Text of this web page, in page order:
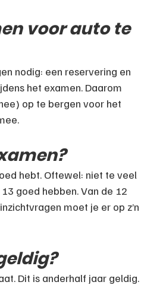
voor auto te
nodig: een reservering en
het examen. Daarom
op te bergen voor het
hebt. Oftewel: niet te veel
goed hebben. Van de 12
moet je er op z’n
Dit is anderhalf jaar geldig.